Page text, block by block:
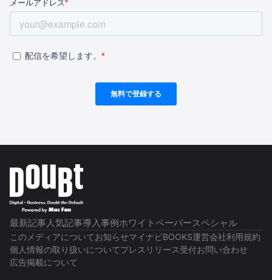
最新記事 人気記事導入事例ホワイトペーパースペシャル
このメディアについてお知らせマイナビBOOKS運営会社利用規約
個人情報の取り扱いについてプレスリリース受付お問い合わせ
広告掲載について